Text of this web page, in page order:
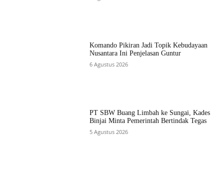
Komando Pikiran Jadi Topik Kebudayaan
Nusantara Ini Penjelasan Guntur
6 Agustus 2026
PT SBW Buang Limbah ke Sungai, Kades
Binjai Minta Pemerintah Bertindak Tegas
5 Agustus 2026